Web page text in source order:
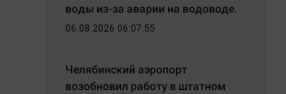
воды из-за аварии на водоводе.
06.08.2026 06:07:55
Челябинский аэропорт
возобновил работу в штатном